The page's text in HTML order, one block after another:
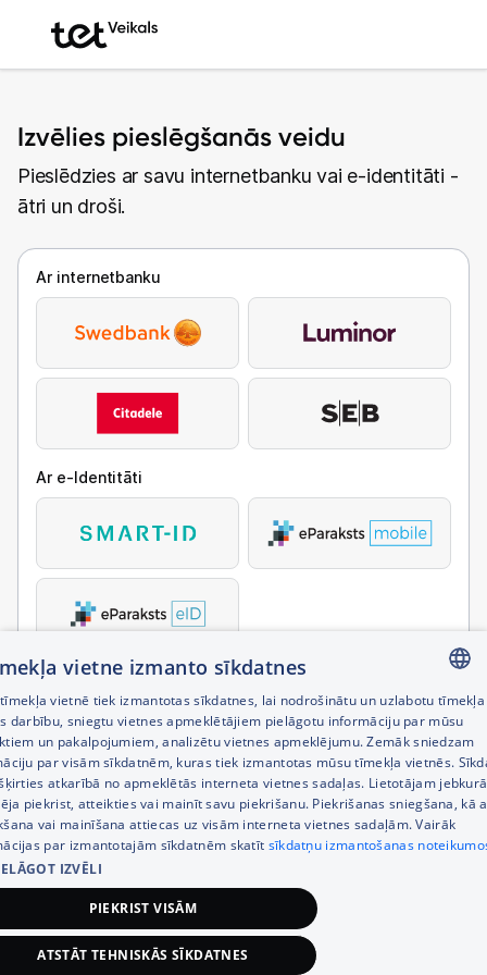
Izvēlies pieslēgšanās veidu
Pieslēdzies ar savu internetbanku vai e-identitāti -
ātri un droši.
Ar internetbanku
Ar e-Identitāti
LATVIAN
RUSSIAN
ENGLISH
vietne izmanto sīkdatnes
vietnē tiek izmantotas sīkdatnes, lai nodrošinātu un uzlabotu tīmekļa
darbību, sniegtu vietnes apmeklētājiem pielāgotu informāciju par mūsu
un pakalpojumiem, analizētu vietnes apmeklējumu. Zemāk sniedzam
par visām sīkdatnēm, kuras tiek izmantotas mūsu tīmekļa vietnēs.
atkarībā no apmeklētās interneta vietnes sadaļas. Lietotājam
piekrist, atteikties vai mainīt savu piekrišanu. Piekrišanas sniegšana, kā
vai mainīšana attiecas uz visām interneta vietnes sadaļām. Vairāk
par izmantotajām sīkdatnēm skatīt sīkdatņu izmantošanas
IZVĒLI
PIEKRIST VISĀM
ATSTĀT TEHNISKĀS SĪKDATNES